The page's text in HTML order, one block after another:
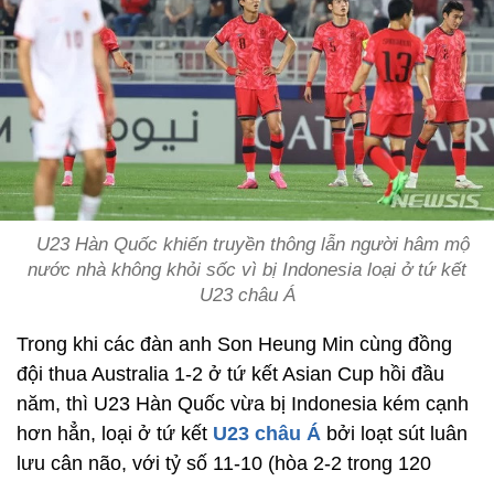
U23 Hàn Quốc khiến truyền thông lẫn người hâm mộ
nước nhà không khỏi sốc vì bị Indonesia loại ở tứ kết
U23 châu Á
Trong khi các đàn anh Son Heung Min cùng đồng
đội thua Australia 1-2 ở tứ kết Asian Cup hồi đầu
năm, thì U23 Hàn Quốc vừa bị Indonesia kém cạnh
hơn hẳn, loại ở tứ kết U23 châu Á bởi loạt sút luân
lưu cân não, với tỷ số 11-10 (hòa 2-2 trong 120